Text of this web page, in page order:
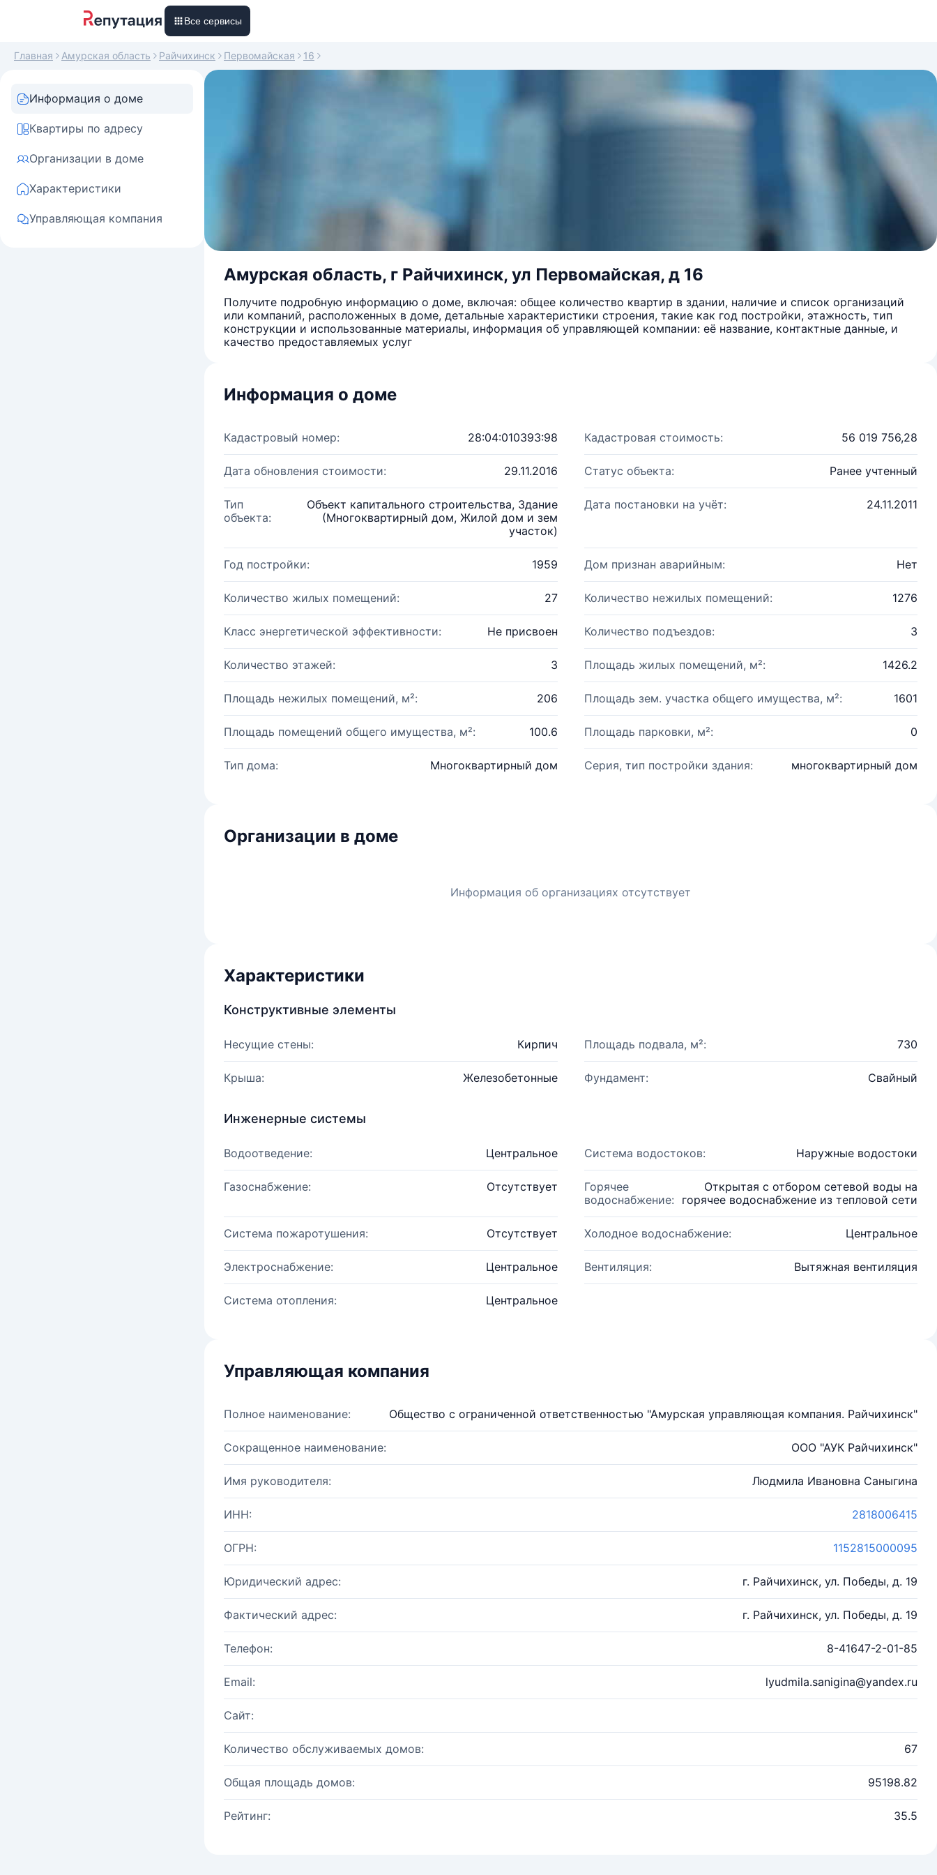
Все сервисы
Главная Амурская область Райчихинск Первомайская 16
Информация о доме
Квартиры по адресу
Организации в доме
Характеристики
Управляющая компания
Амурская область, г Райчихинск, ул Первомайская, д 16
Получите подробную информацию о доме, включая: общее количество квартир в здании, наличие и список организаций
или компаний, расположенных в доме, детальные характеристики строения, такие как год постройки, этажность, тип
конструкции и использованные материалы, информация об управляющей компании: её название, контактные данные, и
качество предоставляемых услуг
Информация о доме
Кадастровый номер: 28:04:010393:98 Кадастровая стоимость: 56 019 756,28
Дата обновления стоимости: 29.11.2016 Статус объекта: Ранее учтенный
Тип
объекта:
Объект капитального строительства, Здание
(Многоквартирный дом, Жилой дом и зем
участок)
Дата постановки на учёт: 24.11.2011
Год постройки: 1959 Дом признан аварийным: Нет
Количество жилых помещений: 27 Количество нежилых помещений: 1276
Класс энергетической эффективности: Не присвоен Количество подъездов: 3
Количество этажей: 3 Площадь жилых помещений, м²: 1426.2
Площадь нежилых помещений, м²: 206 Площадь зем. участка общего имущества, м²: 1601
Площадь помещений общего имущества, м²: 100.6 Площадь парковки, м²: 0
Тип дома: Многоквартирный дом Серия, тип постройки здания: многоквартирный дом
Организации в доме
Информация об организациях отсутствует
Характеристики
Конструктивные элементы
Несущие стены: Кирпич Площадь подвала, м²: 730
Крыша: Железобетонные Фундамент: Свайный
Инженерные системы
Водоотведение: Центральное Система водостоков: Наружные водостоки
Газоснабжение: Отсутствует
Горячее
водоснабжение:
Открытая с отбором сетевой воды на
горячее водоснабжение из тепловой сети
Система пожаротушения: Отсутствует Холодное водоснабжение: Центральное
Электроснабжение: Центральное Вентиляция: Вытяжная вентиляция
Система отопления: Центральное
Управляющая компания
Полное наименование: Общество с ограниченной ответственностью "Амурская управляющая компания. Райчихинск"
Сокращенное наименование: ООО "АУК Райчихинск"
Имя руководителя: Людмила Ивановна Саныгина
ИНН: 2818006415
ОГРН: 1152815000095
Юридический адрес: г. Райчихинск, ул. Победы, д. 19
Фактический адрес: г. Райчихинск, ул. Победы, д. 19
Телефон: 8-41647-2-01-85
Email: lyudmila.sanigina@yandex.ru
Сайт:
Количество обслуживаемых домов: 67
Общая площадь домов: 95198.82
Рейтинг: 35.5